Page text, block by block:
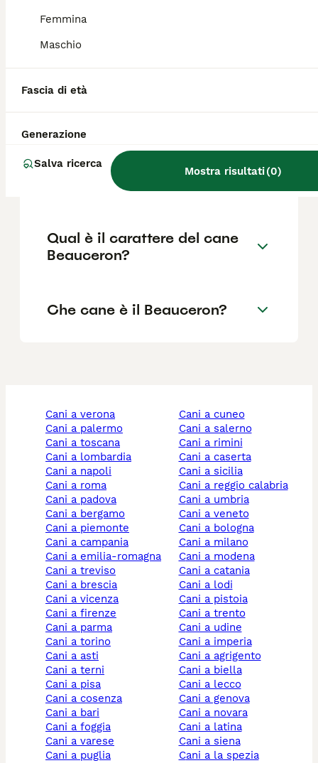
Femmina
Maschio
Fascia di età
Generazione
Salva ricerca
Mostra risultati(0)
attività fisiche regolari. I cuccioli possono
ai bambini a interagire in modo sicuro.
Quali sono le dimensioni e il
Quanto è forte il morso di un
Beauceron?
Qual è il carattere del cane
Beauceron?
Che cane è il Beauceron?
cani a verona
cani a palermo
cani a toscana
cani a lombardia
cani a napoli
cani a roma
cani a padova
cani a bergamo
cani a piemonte
cani a campania
cani a emilia-romagna
cani a treviso
cani a brescia
cani a vicenza
cani a firenze
cani a parma
cani a torino
cani a asti
cani a terni
cani a pisa
cani a cosenza
cani a bari
cani a foggia
cani a varese
cani a puglia
cani a cuneo
cani a salerno
cani a rimini
cani a caserta
cani a sicilia
cani a reggio calabria
cani a umbria
cani a veneto
cani a bologna
cani a milano
cani a modena
cani a catania
cani a lodi
cani a pistoia
cani a trento
cani a udine
cani a imperia
cani a agrigento
cani a biella
cani a lecco
cani a genova
cani a novara
cani a latina
cani a siena
cani a la spezia